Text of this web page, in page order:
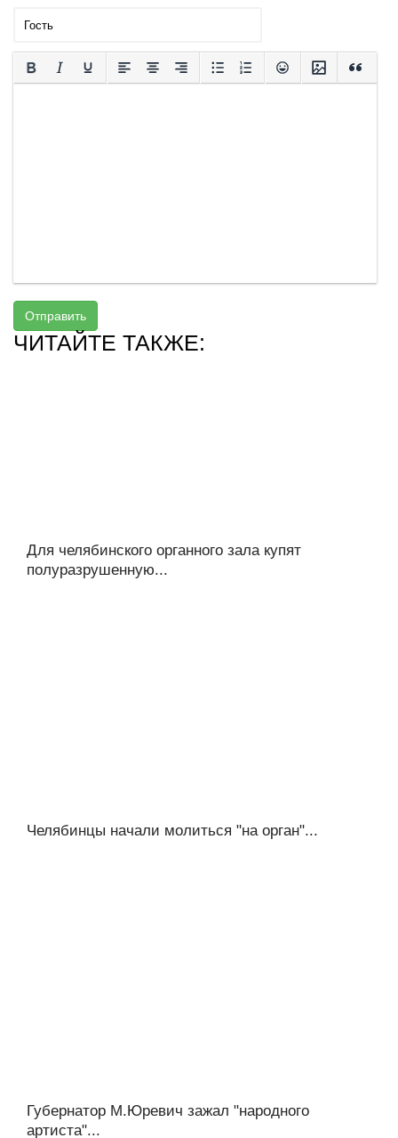
Отправить
ЧИТАЙТЕ ТАКЖЕ:
Для челябинского органного зала купят
полуразрушенную...
Челябинцы начали молиться "на орган"...
Губернатор М.Юревич зажал "народного
артиста"...